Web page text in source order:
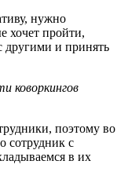
нужно
хочет пройти,
другими и принять
коворкингов
поэтому во
сотрудник с
в их